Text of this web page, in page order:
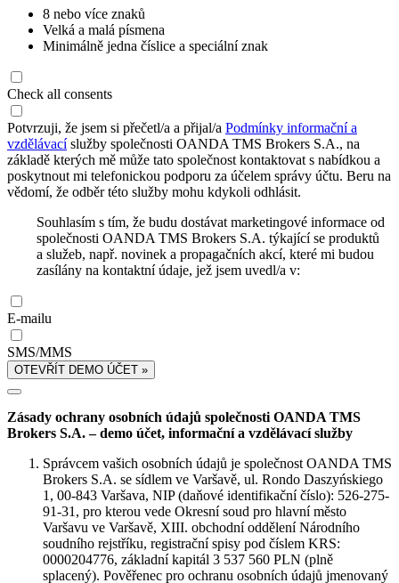
8 nebo více znaků
Velká a malá písmena
Minimálně jedna číslice a speciální znak
Check all consents
Potvrzuji, že jsem si přečetl/a a přijal/a Podmínky informační a
vzdělávacíslužby společnosti OANDA TMS Brokers S.A., na
základě kterých mě může tato společnost kontaktovat s nabídkou a
poskytnout mi telefonickou podporu za účelem správy účtu. Beru na
vědomí, že odběr této služby mohu kdykoli odhlásit.
Souhlasím s tím, že budu dostávat marketingové informace od
společnosti OANDA TMS Brokers S.A. týkající se produktů
a služeb, např. novinek a propagačních akcí, které mi budou
zasílány na kontaktní údaje, jež jsem uvedl/a v:
E-mailu
SMS/MMS
OTEVŘÍT DEMO ÚČET »
Zásady ochrany osobních údajů společnosti OANDA TMS
Brokers S.A. – demo účet, informační a vzdělávací služby
Správcem vašich osobních údajů je společnost OANDA TMS
Brokers S.A. se sídlem ve Varšavě, ul. Rondo Daszyńskiego
1, 00-843 Varšava, NIP (daňové identifikační číslo): 526-275-
91-31, pro kterou vede Okresní soud pro hlavní město
Varšavu ve Varšavě, XIII. obchodní oddělení Národního
soudního rejstříku, registrační spisy pod číslem KRS:
0000204776, základní kapitál 3 537 560 PLN (plně
splacený). Pověřenec pro ochranu osobních údajů jmenovaný